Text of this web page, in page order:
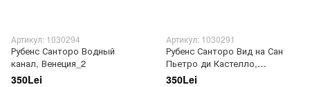
Артикул: 1030294
Рубенс Санторо Водный
канал, Венеция_2
350Lei
Артикул: 1030291
Рубенс Санторо Вид на Сан
Пьетро ди Кастелло,
Венеция1
350Lei